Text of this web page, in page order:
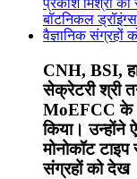
CNH, BSI,
सेक्रेटरी श्री
MoEFCC के
किया। उन्होंने
मोनोकॉट
संग्रहों को देख